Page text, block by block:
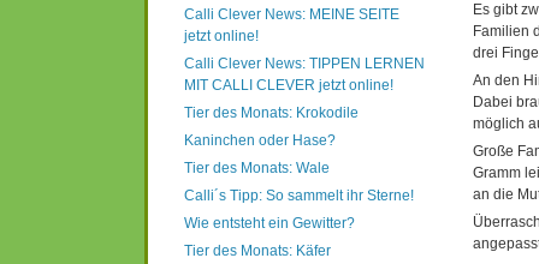
Calli Clever News: MEINE SEITE
jetzt online!
Calli Clever News: TIPPEN LERNEN
MIT CALLI CLEVER jetzt online!
Tier des Monats: Krokodile
Kaninchen oder Hase?
Tier des Monats: Wale
Calli´s Tipp: So sammelt ihr Sterne!
Wie entsteht ein Gewitter?
Tier des Monats: Käfer
Es gibt
Familien
drei
An den
Dabei
möglich
Große
Gramm
an die